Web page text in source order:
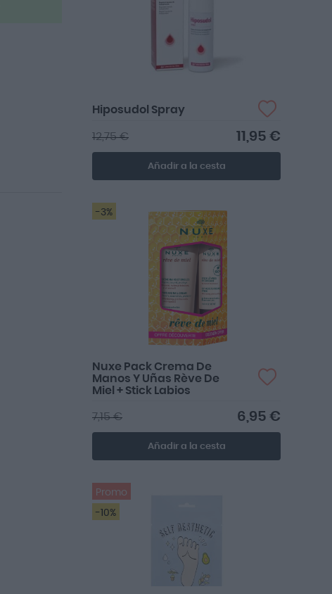
Hiposudol Spray
11,95 €
12,75 €
Añadir a la cesta
-3%
Nuxe Pack Crema De
Manos Y Uñas Rève De
Miel + Stick Labios
6,95 €
7,15 €
Añadir a la cesta
Promo
-10%